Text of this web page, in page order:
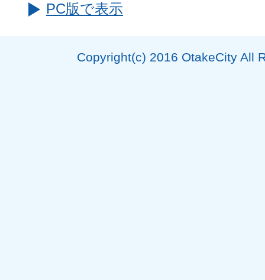
PC版で表示
Copyright(c) 2016 OtakeCity All